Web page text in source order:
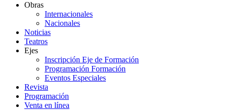
Obras
Internacionales
Nacionales
Noticias
Teatros
Ejes
Inscripción Eje de Formación
Programación Formación
Eventos Especiales
Revista
Programación
Venta en línea